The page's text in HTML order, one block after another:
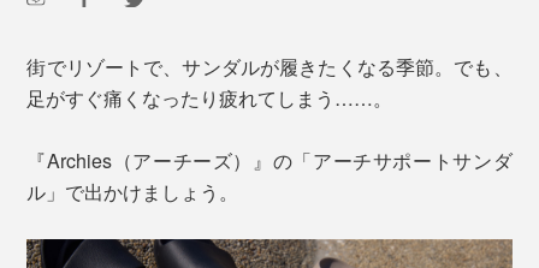
街でリゾートで、サンダルが履きたくなる季節。でも、
足がすぐ痛くなったり疲れてしまう……。
『Archies（アーチーズ）』の「アーチサポートサンダ
ル」で出かけましょう。